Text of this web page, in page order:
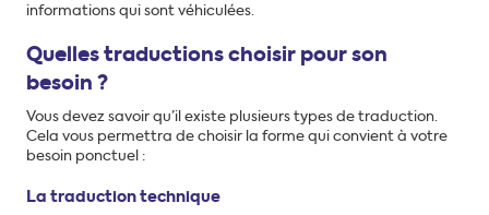
informations qui sont véhiculées.
Quelles traductions choisir pour son
besoin ?
Vous devez savoir qu’il existe plusieurs types de traduction.
Cela vous permettra de choisir la forme qui convient à votre
besoin ponctuel :
La traduction technique